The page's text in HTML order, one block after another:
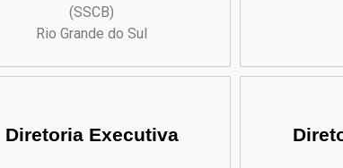
(SSCB)
Rio Grande do Sul
Diretoria Executiva